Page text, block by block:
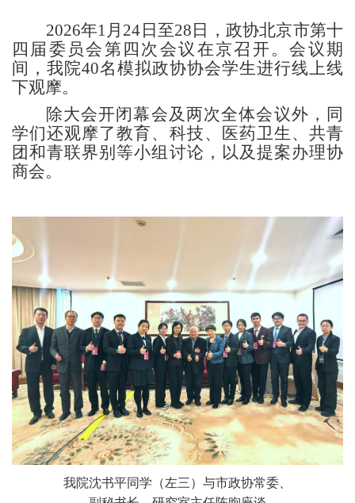
2026年1月24日至28日，政协北京市第十
四届委员会第四次会议 在京召开。会议期
间，我院40名模拟政协协会学生进行线上线
下观摩。
除大会开闭幕会及两次全体会议外 ，同
学们还观摩了教育、科技、医药卫生、共青
团和青联界别等小组讨论 ， 以及提案办理协
商会。
我院沈书平同学（左三）与市政协常委、